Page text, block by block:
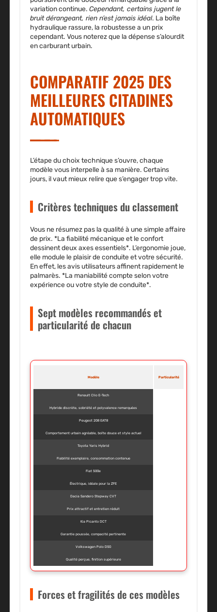
variation continue. Cependant, certains jugent le
bruit dérangeant, rien n’est jamais idéal. La boîte
hydraulique rassure, la robustesse a un prix
cependant. Vous noterez que la dépense s’alourdit
en carburant urbain.
COMPARATIF 2025 DES
MEILLEURES CITADINES
AUTOMATIQUES
L’étape du choix technique s’ouvre, chaque
modèle vous interpelle à sa manière. Certains
jours, il vaut mieux relire que s’engager trop vite.
Critères techniques du classement
Vous ne résumez pas la qualité à une simple affaire
de prix. *La fiabilité mécanique et le confort
dessinent deux axes essentiels*. L’ergonomie joue,
elle module le plaisir de conduite et votre sécurité.
En effet, les avis utilisateurs affinent rapidement le
palmarès. *La maniabilité compte selon votre
expérience ou votre style de conduite*.
Sept modèles recommandés et
particularité de chacun
Modèle Particularité
Renault Clio E-Tech
Hybride discrète, sobriété et polyvalence remarquées
Peugeot 208 EAT8
Comportement urbain agréable, boîte douce et style actuel
Toyota Yaris Hybrid
Fiabilité exemplaire, consommation contenue
Fiat 500e
Électrique, idéale pour la ZFE
Dacia Sandero Stepway CVT
Prix attractif et entretien réduit
Kia Picanto DCT
Garantie poussée, compacité pertinente
Volkswagen Polo DSG
Qualité perçue, finition supérieure
Forces et fragilités de ces modèles